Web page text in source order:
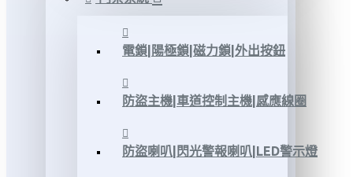
電鎖|陽極鎖|磁力鎖|外出按鈕
防盜主機|車道控制主機|感應線圈
防盜喇叭|閃光警報喇叭|LED警示燈